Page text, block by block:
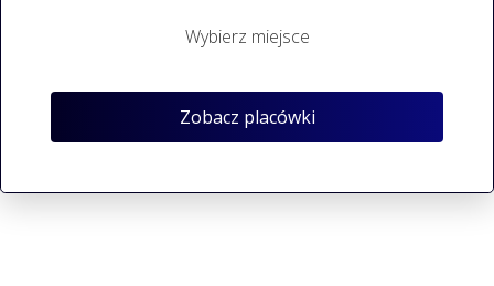
Wybierz miejsce
Zobacz placówki